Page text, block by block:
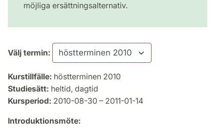
möjliga ersättningsalternativ.
Välj termin:
Kurstillfälle: höstterminen 2010
Studiesätt: heltid, dagtid
Kursperiod: 2010-08-30 – 2011-01-14
Introduktionsmöte: